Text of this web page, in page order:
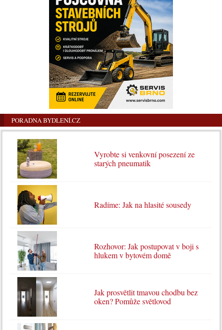
PORADNA BYDLENÍ.CZ
Vyrobte si venkovní posezení ze
starých pneumatik
Radíme: Jak na hlasité sousedy
Rozhovor: Jak postupovat v boji s
hlukem v bytovém domě
Jak prosvětlit tmavou chodbu bez
oken? Pomůže světlovod